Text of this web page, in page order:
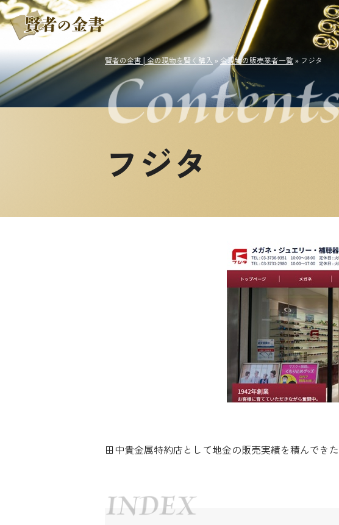
賢者の金書│金の現物を賢く購入 » 金現物の販売業者一覧» フジタ
フジタ
田中貴金属特約店として地金の販売実績を積んでき